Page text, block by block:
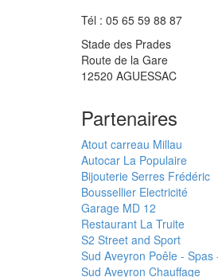
Tél : 05 65 59 88 87
Stade des Prades
Route de la Gare
12520 AGUESSAC
Partenaires
Atout carreau Millau
Autocar La Populaire
Bijouterie Serres Frédéric
Boussellier Electricité
Garage MD 12
Restaurant La Truite
S2 Street and Sport
Sud Aveyron Poêle - Spas
Sud Aveyron Chauffage